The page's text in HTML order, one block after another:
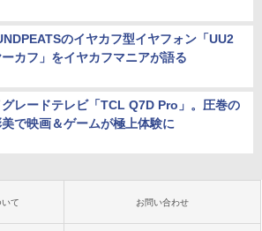
のイヤカフ型イヤフォン「UU2
カフ」をイヤカフマニアが語る
レードテレビ「TCL Q7D Pro」。圧巻の
で映画＆ゲームが極上体験に
て お問い合わせ